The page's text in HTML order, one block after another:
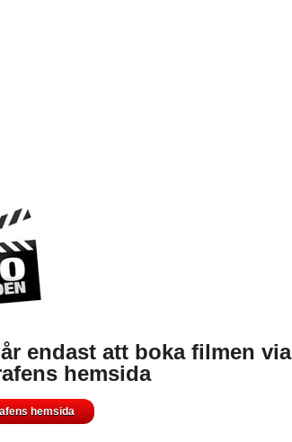
endast att boka filmen via
hemsida
hemsida